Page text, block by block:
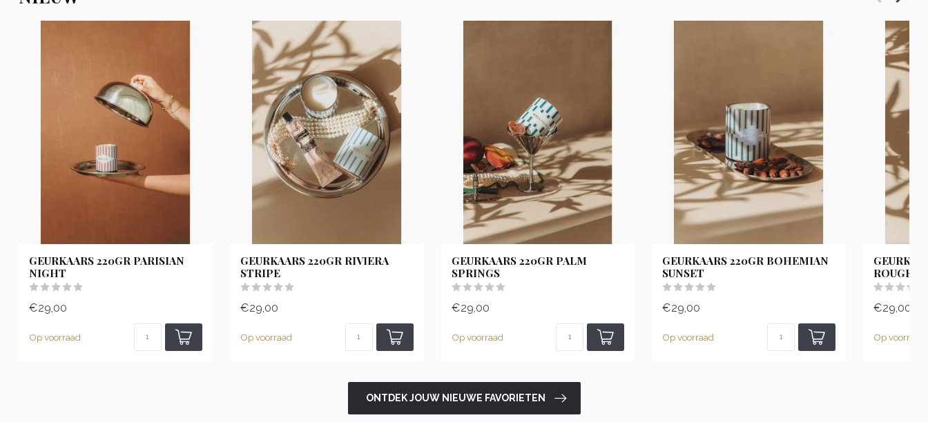
GEURKAARS 220GR PARISIAN
NIGHT
€29,00
Op voorraad
GEURKAARS 220GR RIVIERA
STRIPE
€29,00
Op voorraad
GEURKAARS 220GR PALM
SPRINGS
€29,00
Op voorraad
GEURKAARS 220GR BOHEMIAN
SUNSET
€29,00
Op voorraad
ROUGE
€29,00
Op voorraad
ONTDEK JOUW NIEUWE FAVORIETEN